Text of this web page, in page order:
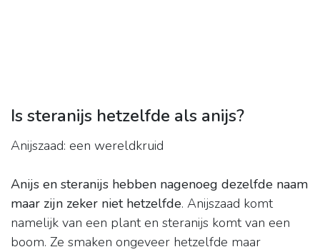
Is steranijs hetzelfde als anijs?
Anijszaad: een wereldkruid
Anijs en steranijs hebben nagenoeg dezelfde naam
maar zijn zeker niet hetzelfde. Anijszaad komt
namelijk van een plant en steranijs komt van een
boom. Ze smaken ongeveer hetzelfde maar